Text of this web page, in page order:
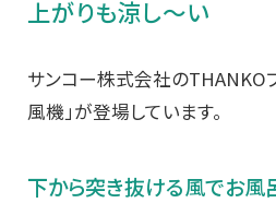
上がりも涼し～い
サンコー株式会社のTHANKO
風機」が登場しています。
下から突き抜ける風でお風